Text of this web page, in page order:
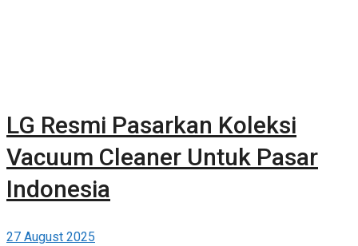
LG Resmi Pasarkan Koleksi
Vacuum Cleaner Untuk Pasar
Indonesia
27 August 2025